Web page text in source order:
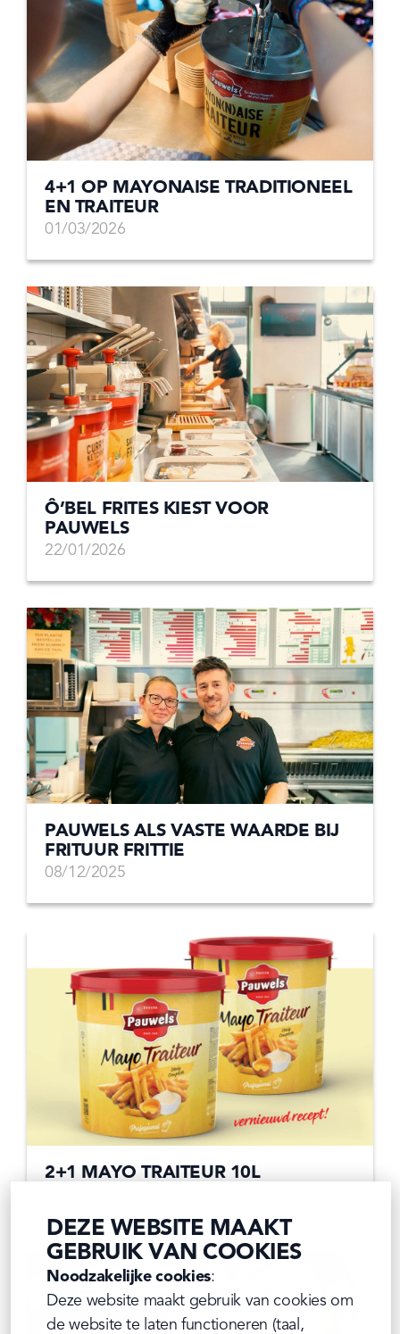
4+1 OP MAYONAISE TRADITIONEEL
EN TRAITEUR
01/03/2026
Ô’BEL FRITES KIEST VOOR
PAUWELS
22/01/2026
PAUWELS ALS VASTE WAARDE BIJ
FRITUUR FRITTIE
08/12/2025
2+1 MAYO TRAITEUR 10L
DEZE WEBSITE MAAKT
GEBRUIK VAN COOKIES
Noodzakelijke cookies:
Deze website maakt gebruik van cookies om
de website te laten functioneren (taal,